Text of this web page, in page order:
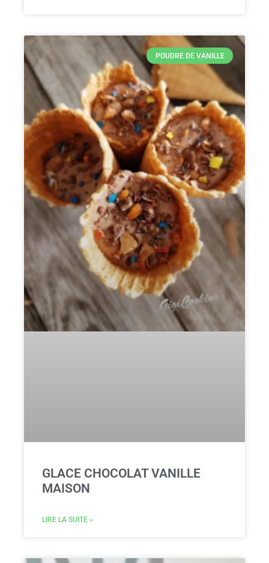
POUDRE DE VANILLE
GLACE CHOCOLAT VANILLE
MAISON
LIRE LA SUITE »